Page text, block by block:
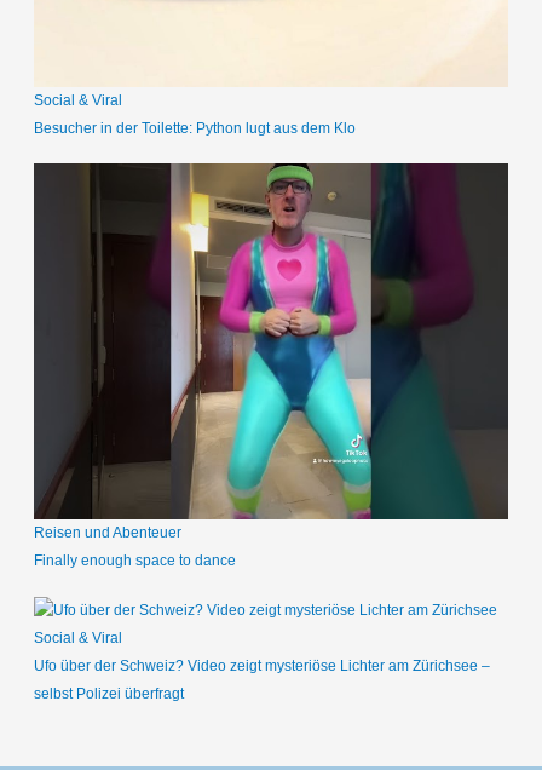
Social & Viral
Besucher in der Toilette: Python lugt aus dem Klo
Reisen und Abenteuer
Finally enough space to dance
Social & Viral
Ufo über der Schweiz? Video zeigt mysteriöse Lichter am Zürichsee –
selbst Polizei überfragt